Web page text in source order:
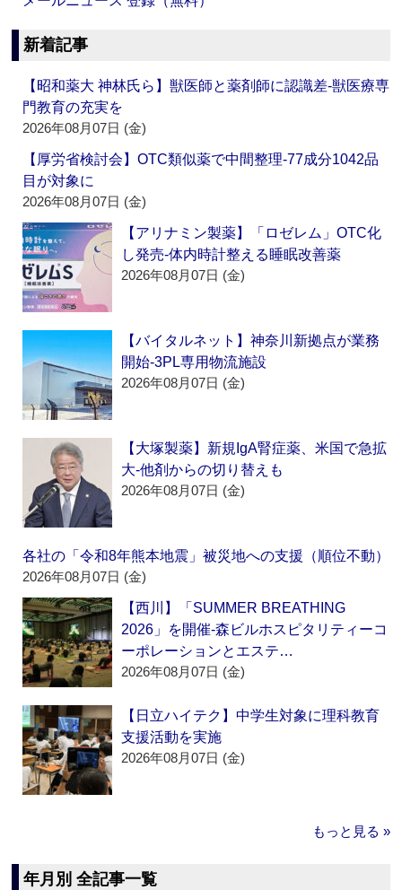
新着記事
【昭和薬大 神林氏ら】獣医師と薬剤師に認識差‐獣医療専
門教育の充実を
2026年08月07日 (金)
【厚労省検討会】OTC類似薬で中間整理‐77成分1042品
目が対象に
2026年08月07日 (金)
【アリナミン製薬】「ロゼレム」OTC化
し発売‐体内時計整える睡眠改善薬
2026年08月07日 (金)
【バイタルネット】神奈川新拠点が業務
開始‐3PL専用物流施設
2026年08月07日 (金)
【大塚製薬】新規IgA腎症薬、米国で急拡
大‐他剤からの切り替えも
2026年08月07日 (金)
各社の「令和8年熊本地震」被災地への支援（順位不動）
2026年08月07日 (金)
【西川】「SUMMER BREATHING
2026」を開催‐森ビルホスピタリティーコ
ーポレーションとエステ…
2026年08月07日 (金)
【日立ハイテク】中学生対象に理科教育
支援活動を実施
2026年08月07日 (金)
もっと見る »
年月別 全記事一覧